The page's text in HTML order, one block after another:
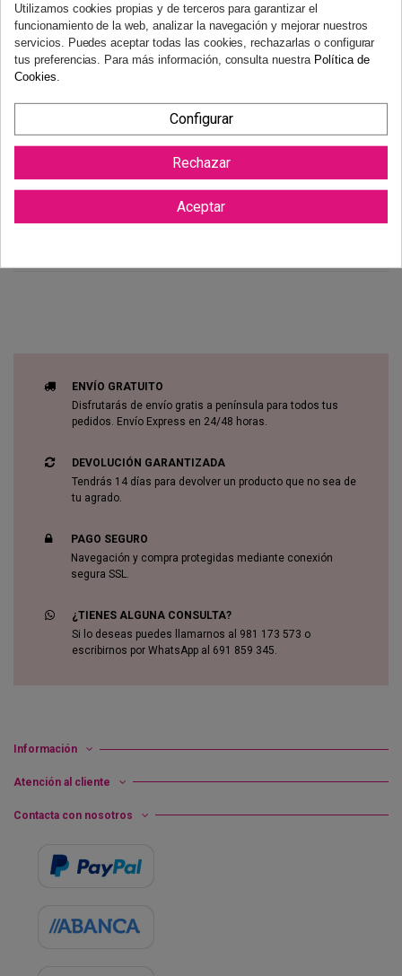
Dispones de 14 días naturales para desistir de tu compra, sin
necesidad de justificación. Más información
ENVÍO GRATUITO
Disfrutarás de envío gratis a península para todos tus
pedidos. Envío Express en 24/48 horas.
DEVOLUCIÓN GARANTIZADA
Tendrás 14 días para devolver un producto que no sea de
tu agrado.
PAGO SEGURO
Navegación y compra protegidas mediante conexión
segura SSL.
¿TIENES ALGUNA CONSULTA?
Si lo deseas puedes llamarnos al 981 173 573 o
escribirnos por WhatsApp al 691 859 345.
Información
Atención al cliente
Contacta con nosotros
Utilizamos cookies propias y de terceros para garantizar el
funcionamiento de la web, analizar la navegación y mejorar nuestros
servicios. Puedes aceptar todas las cookies, rechazarlas o configurar
tus preferencias. Para más información, consulta nuestra Política de
Cookies
Configurar
Rechazar
Aceptar